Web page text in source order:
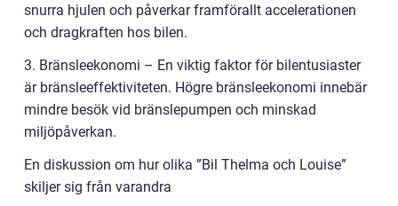
snurra hjulen och påverkar framförallt accelerationen
och dragkraften hos bilen.
3. Bränsleekonomi – En viktig faktor för bilentusiaster
är bränsleeffektiviteten. Högre bränsleekonomi innebär
mindre besök vid bränslepumpen och minskad
miljöpåverkan.
En diskussion om hur olika ”Bil Thelma och Louise”
skiljer sig från varandra